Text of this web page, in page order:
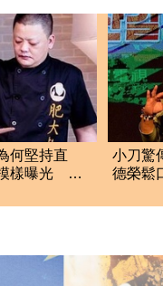
何堅持直
樣曝光 網
小刀驚
德榮鬆